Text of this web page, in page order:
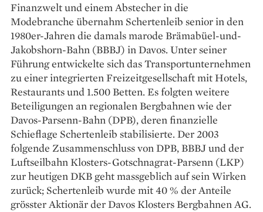
Finanzwelt und einem Abstecher in die
Modebranche übernahm Schertenleib senior in den
1980er-Jahren die damals marode Brämabüel-und-
Jakobshorn-Bahn (BBBJ) in Davos. Unter seiner
Führung entwickelte sich das Transportunternehmen
zu einer integrierten Freizeitgesellschaft mit Hotels,
Restaurants und 1.500 Betten. Es folgten weitere
Beteiligungen an regionalen Bergbahnen wie der
Davos-Parsenn-Bahn (DPB), deren finanzielle
Schieflage Schertenleib stabilisierte. Der 2003
folgende Zusammenschluss von DPB, BBBJ und der
Luftseilbahn Klosters-Gotschnagrat-Parsenn (LKP)
zur heutigen DKB geht massgeblich auf sein Wirken
zurück; Schertenleib wurde mit 40 % der Anteile
grösster Aktionär der Davos Klosters Berg­bahnen AG.